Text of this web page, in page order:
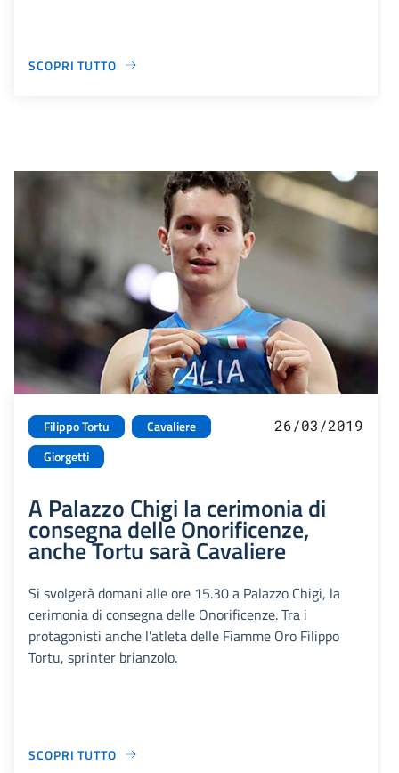
SCOPRI TUTTO
Filippo Tortu
Cavaliere
Giorgetti
26/03/2019
A Palazzo Chigi la cerimonia di
consegna delle Onorificenze,
anche Tortu sarà Cavaliere
Si svolgerà domani alle ore 15.30 a Palazzo Chigi, la
cerimonia di consegna delle Onorificenze. Tra i
protagonisti anche l'atleta delle Fiamme Oro Filippo
Tortu, sprinter brianzolo.
SCOPRI TUTTO